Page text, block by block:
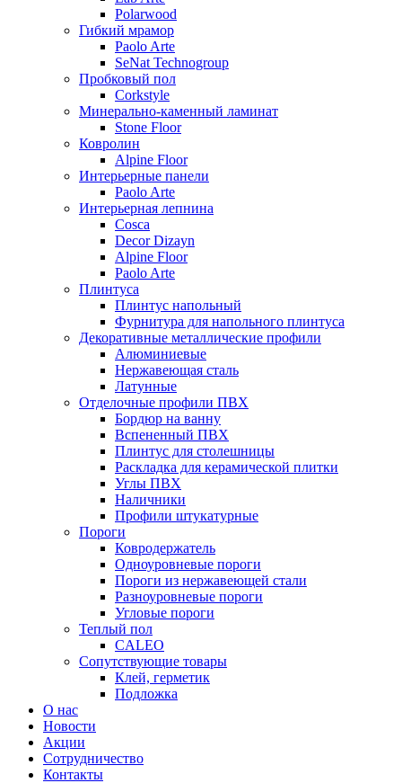
Polarwood
Гибкий мрамор
Paolo Arte
SeNat Technogroup
Пробковый пол
Corkstyle
Минерально-каменный ламинат
Stone Floor
Ковролин
Alpine Floor
Интерьерные панели
Paolo Arte
Интерьерная лепнина
Cosca
Decor Dizayn
Alpine Floor
Paolo Arte
Плинтуса
Плинтус напольный
Фурнитура для напольного плинтуса
Декоративные металлические профили
Алюминиевые
Нержавеющая сталь
Латунные
Отделочные профили ПВХ
Бордюр на ванну
Вспененный ПВХ
Плинтус для столешницы
Раскладка для керамической плитки
Углы ПВХ
Наличники
Профили штукатурные
Пороги
Ковродержатель
Одноуровневые пороги
Пороги из нержавеющей стали
Разноуровневые пороги
Угловые пороги
Теплый пол
CALEO
Сопутствующие товары
Клей, герметик
Подложка
О нас
Новости
Акции
Сотрудничество
Контакты